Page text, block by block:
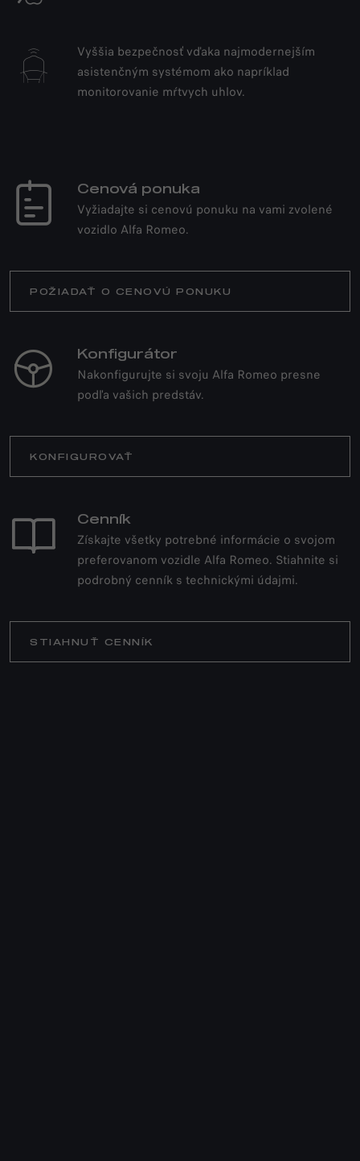
STELVIO
Vzhľad rozhoduje.
Vyššia bezpečnosť vďaka najmodernejším
asistenčným systémom ako napríklad
monitorovanie mŕtvych uhlov.
Cenová ponuka
Vyžiadajte si cenovú ponuku na vami zvolené
vozidlo Alfa Romeo.
POŽIADAŤ O CENOVÚ PONUKU
Konfigurátor
Nakonfigurujte si svoju Alfa Romeo presne
podľa vašich predstáv.
KONFIGUROVAŤ
Cenník
Získajte všetky potrebné informácie o svojom
preferovanom vozidle Alfa Romeo. Stiahnite si
podrobný cenník s technickými údajmi.
STIAHNUŤ CENNÍK